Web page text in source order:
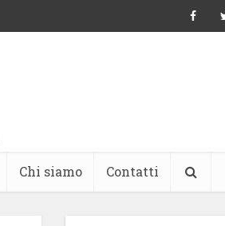
Chi siamo Contatti